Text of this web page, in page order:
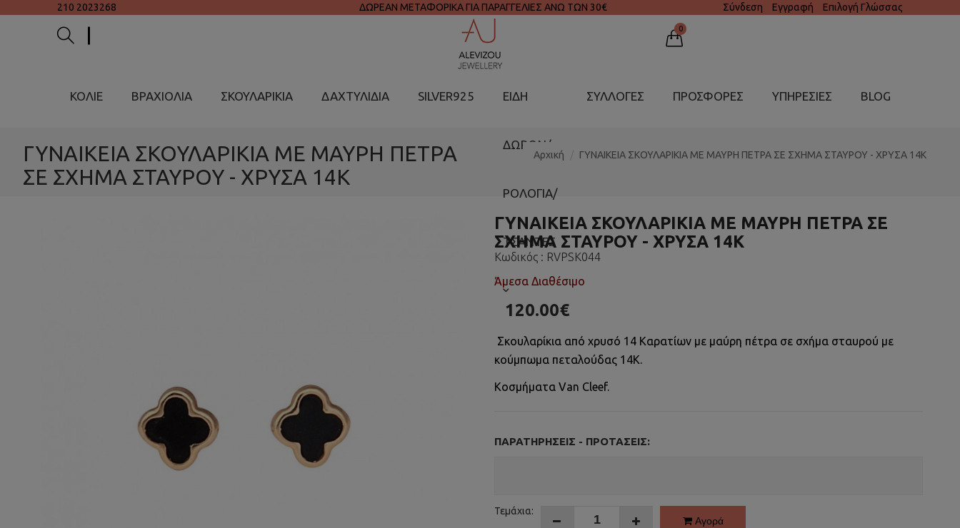
210 2023268 ΔΩΡΕΑΝ ΜΕΤΑΦΟΡΙΚΑ ΓΙΑ ΠΑΡΑΓΓΕΛΙΕΣ ΑΝΩ ΤΩΝ 30€ Σύνδεση Εγγραφή Επιλογή Γλώσσας
0
ΚΟΛΙΕ ΒΡΑΧΙΟΛΙΑ ΣΚΟΥΛΑΡΙΚΙΑ ΔΑΧΤΥΛΙΔΙΑ SILVER925 ΕΙΔΗ
ΔΩΡΩΝ/
ΡΟΛΟΓΙΑ/
ΤΣΑΝΤΕΣ
ΣΥΛΛΟΓΕΣ ΠΡΟΣΦΟΡΕΣ ΥΠΗΡΕΣΊΕΣ BLOG
ΓΥΝΑΙΚΕΙΑ ΣΚΟΥΛΑΡΙΚΙΑ ΜΕ ΜΑΥΡΗ ΠΕΤΡΑ
ΣΕ ΣΧΗΜΑ ΣΤΑΥΡΟΥ - ΧΡΥΣΑ 14K
Αρχική ΓΥΝΑΙΚΕΙΑ ΣΚΟΥΛΑΡΙΚΙΑ ΜΕ ΜΑΥΡΗ ΠΕΤΡΑ ΣΕ ΣΧΗΜΑ ΣΤΑΥΡΟΥ - ΧΡΥΣΑ 14K
ΓΥΝΑΙΚΕΙΑ ΣΚΟΥΛΑΡΙΚΙΑ ΜΕ ΜΑΥΡΗ ΠΕΤΡΑ ΣΕ
ΣΧΗΜΑ ΣΤΑΥΡΟΥ - ΧΡΥΣΑ 14K
Κωδικός : RVPSK044
Άμεσα Διαθέσιμο
120.00€
Σκουλαρίκια από χρυσό 14 Καρατίων με μαύρη πέτρα σε σχήμα σταυρού με
κούμπωμα πεταλούδας 14Κ.
Κοσμήματα Van Cleef.
ΠΑΡΑΤΗΡΉΣΕΙΣ - ΠΡΟΤΆΣΕΙΣ:
Τεμάχια:
Αγορά